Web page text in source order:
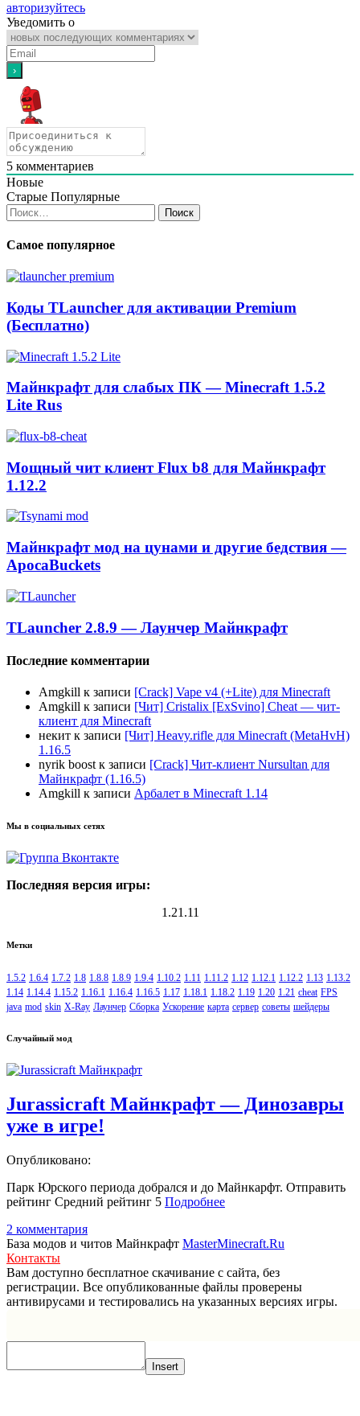
авторизуйтесь
Уведомить о
5 комментариев
Новые
Старые Популярные
Найти:
Самое популярное
Коды TLauncher для активации Premium
(Бесплатно)
Майнкрафт для слабых ПК — Minecraft 1.5.2
Lite Rus
Мощный чит клиент Flux b8 для Майнкрафт
1.12.2
Майнкрафт мод на цунами и другие бедствия —
ApocaBuckets
TLauncher 2.8.9 — Лаунчер Майнкрафт
Последние комментарии
Amgkill к записи [Crack] Vape v4 (+Lite) для Minecraft
Amgkill к записи [Чит] Cristalix [ExSvino] Cheat — чит-
клиент для Minecraft
некит к записи [Чит] Heavy.rifle для Minecraft (MetaHvH)
1.16.5
nyrik boost к записи [Crack] Чит-клиент Nursultan для
Майнкрафт (1.16.5)
Amgkill к записи Арбалет в Minecraft 1.14
Мы в социальных сетях
Последняя версия игры:
1.21.11
Метки
1.5.2 1.6.4 1.7.2 1.8 1.8.8 1.8.9 1.9.4 1.10.2 1.11 1.11.2 1.12 1.12.1 1.12.2 1.13 1.13.2
1.14 1.14.4 1.15.2 1.16.1 1.16.4 1.16.5 1.17 1.18.1 1.18.2 1.19 1.20 1.21 cheat FPS
java mod skin X-Ray Лаунчер Сборка Ускорение карта сервер советы шейдеры
Случайный мод
Jurassicraft Майнкрафт — Динозавры
уже в игре!
Опубликовано:
Парк Юрского периода добрался и до Майнкарфт. Отправить
рейтинг Средний рейтинг 5 Подробнее
2 комментария
База модов и читов Майнкрафт MasterMinecraft.Ru
Контакты
Вам доступно бесплатное скачивание с сайта, без
регистрации. Все опубликованные файлы проверены
антивирусами и тестировались на указанных версиях игры.
Insert